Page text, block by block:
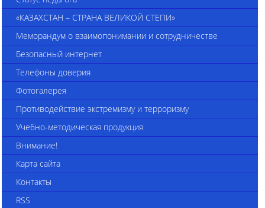
«КАЗАХСТАН – СТРАНА ВЕЛИКОЙ СТЕПИ»
Меморандум о взаимопонимании и сотрудничестве
Безопасный интернет
Телефоны доверия
Фотогалерея
Противодействие экстремизму и терроризму
Учебно-методическая продукция
Внимание!
Карта сайта
Контакты
RSS